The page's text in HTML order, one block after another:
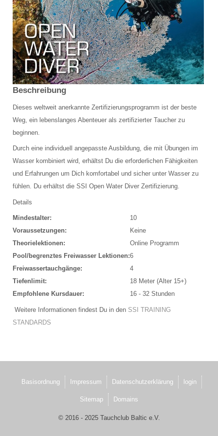
Schulungsraum für die Tauchausbildung
Verkauf und Vermietung von Ausrüstung
Das Team der Tauchbasis
AUSBILDUNG
Schnuppertauchen in der Ostsee
Werde SSI Dive Professional
Termine Tauchausbildung
Anfrage Tauchausbildung
TAUCHCLUB BALTIC
Landtauchgänge in der Ostsee vor der Basis
Das Hausriff vor der Tauchbasis Baltic
Schülerboje
Bootsausfahrten Zone B
Beschreibung
Dieses weltweit anerkannte Zertifizierungsprogramm ist der beste
Weg, ein lebenslanges Abenteuer als zertifizierter Taucher zu
beginnen.
Durch eine individuell angepasste Ausbildung, die mit Übungen im
Wasser kombiniert wird, erhältst Du die erforderlichen Fähigkeiten
und Erfahrungen um Dich komfortabel und sicher unter Wasser zu
fühlen. Du erhältst die SSI Open Water Diver Zertifizierung.
Details
Mindestalter:
10
Voraussetzungen:
Keine
Theorielektionen:
Online Programm
Pool/begrenztes Freiwasser Lektionen:6
Freiwassertauchgänge:
4
Tiefenlimit:
18 Meter (Alter 15+)
Empfohlene Kursdauer:
16 - 32 Stunden
Weitere Informationen findest Du in den SSI TRAINING
STANDARDS
Basisordnung Impressum Datenschutzerklärung login
Sitemap Domains
© 2016 - 2025 Tauchclub Baltic e.V.